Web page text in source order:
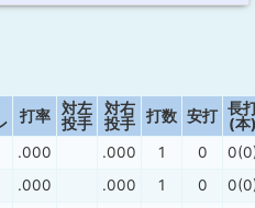
打率
対左
投手
対右
投手
打数 安打 長
(本)
.000 .000 1 0
.000 .000 1 0